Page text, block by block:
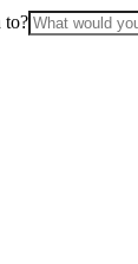
to?